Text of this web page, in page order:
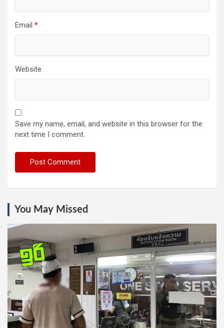
Email *
Website
Save my name, email, and website in this browser for the
next time I comment.
You May Missed